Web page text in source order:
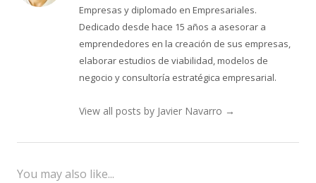
Empresas y diplomado en Empresariales.
Dedicado desde hace 15 años a asesorar a
emprendedores en la creación de sus empresas,
elaborar estudios de viabilidad, modelos de
negocio y consultoría estratégica empresarial.
View all posts by Javier Navarro →
You may also like...